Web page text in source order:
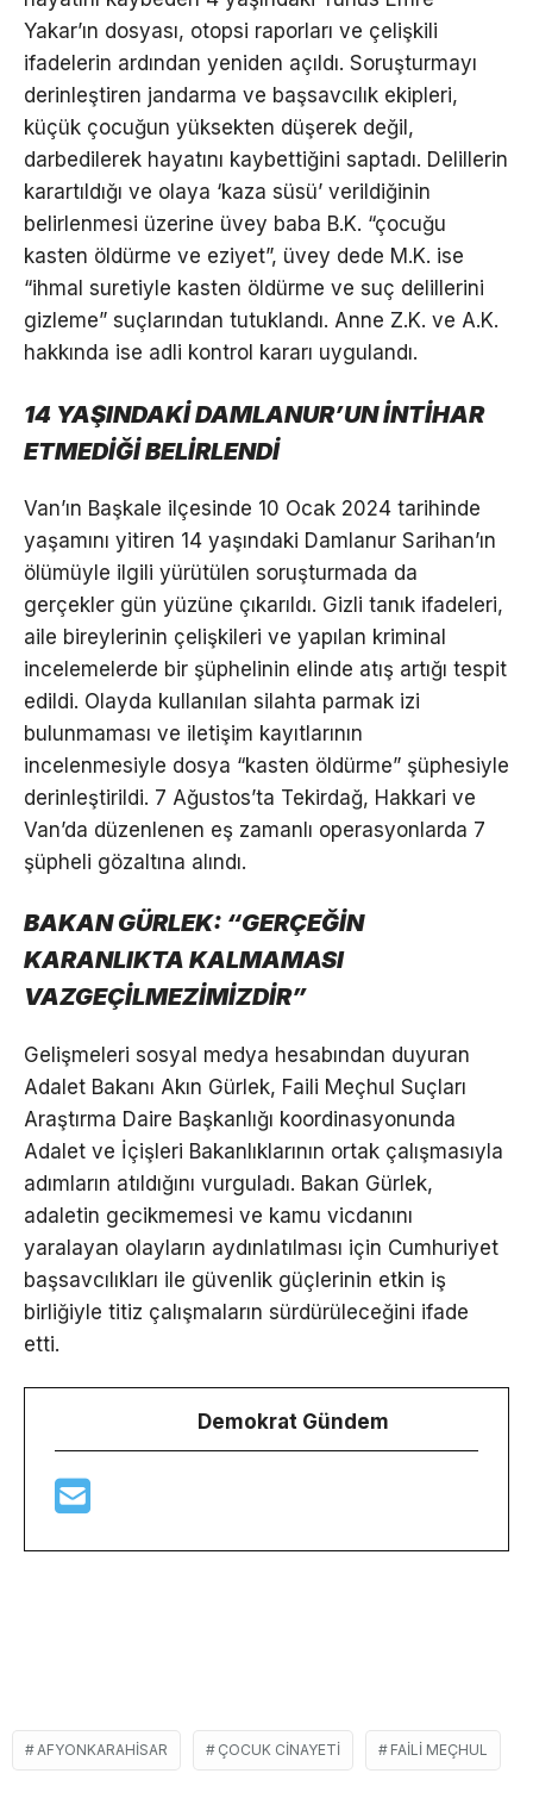
Yakar’ın dosyası, otopsi raporları ve çelişkili
ifadelerin ardından yeniden açıldı. Soruşturmayı
derinleştiren jandarma ve başsavcılık ekipleri,
küçük çocuğun yüksekten düşerek değil,
darbedilerek hayatını kaybettiğini saptadı. Delillerin
karartıldığı ve olaya ‘kaza süsü’ verildiğinin
belirlenmesi üzerine üvey baba B.K. “çocuğu
kasten öldürme ve eziyet”, üvey dede M.K. ise
“ihmal suretiyle kasten öldürme ve suç delillerini
gizleme” suçlarından tutuklandı. Anne Z.K. ve A.K.
hakkında ise adli kontrol kararı uygulandı.
14 YAŞINDAKİ DAMLANUR’UN İNTİHAR
ETMEDİĞİ BELİRLENDİ
Van’ın Başkale ilçesinde 10 Ocak 2024 tarihinde
yaşamını yitiren 14 yaşındaki Damlanur Sarihan’ın
ölümüyle ilgili yürütülen soruşturmada da
gerçekler gün yüzüne çıkarıldı. Gizli tanık ifadeleri,
aile bireylerinin çelişkileri ve yapılan kriminal
incelemelerde bir şüphelinin elinde atış artığı tespit
edildi. Olayda kullanılan silahta parmak izi
bulunmaması ve iletişim kayıtlarının
incelenmesiyle dosya “kasten öldürme” şüphesiyle
derinleştirildi. 7 Ağustos’ta Tekirdağ, Hakkari ve
Van’da düzenlenen eş zamanlı operasyonlarda 7
şüpheli gözaltına alındı.
BAKAN GÜRLEK: “GERÇEĞİN
KARANLIKTA KALMAMASI
VAZGEÇİLMEZİMİZDİR”
Gelişmeleri sosyal medya hesabından duyuran
Adalet Bakanı Akın Gürlek, Faili Meçhul Suçları
Araştırma Daire Başkanlığı koordinasyonunda
Adalet ve İçişleri Bakanlıklarının ortak çalışmasıyla
adımların atıldığını vurguladı. Bakan Gürlek,
adaletin gecikmemesi ve kamu vicdanını
yaralayan olayların aydınlatılması için Cumhuriyet
başsavcılıkları ile güvenlik güçlerinin etkin iş
birliğiyle titiz çalışmaların sürdürüleceğini ifade
etti.
Demokrat Gündem
AFYONKARAHISAR ÇOCUK CINAYETI FAILI MEÇHUL